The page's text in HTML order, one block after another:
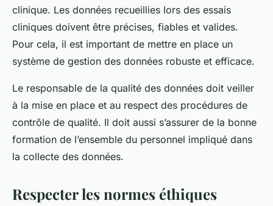
clinique. Les données recueillies lors des essais
cliniques doivent être précises, fiables et valides.
Pour cela, il est important de mettre en place un
système de gestion des données robuste et efficace.
Le responsable de la qualité des données doit veiller
à la mise en place et au respect des procédures de
contrôle de qualité. Il doit aussi s’assurer de la bonne
formation de l’ensemble du personnel impliqué dans
la collecte des données.
Respecter les normes éthiques